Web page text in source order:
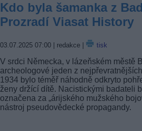
Kdo byla šamanka z
Prozradí Viasat History
03.07.2025 07:00 | redakce | tisk
V srdci Německa, v lázeňském městě
archeologové jeden z
1934 bylo téměř náhodně odkryto
ženy držící dítě. Nacistickými badateli
označena za „árijského mužského
nástroj pseudovědecké propagandy.